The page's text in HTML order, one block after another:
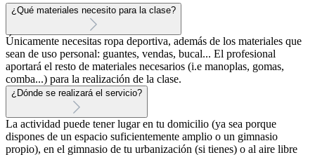
¿Qué materiales necesito para la clase?
Únicamente necesitas ropa deportiva, además de los materiales que
sean de uso personal: guantes, vendas, bucal... El profesional
aportará el resto de materiales necesarios (i.e manoplas, gomas,
comba...) para la realización de la clase.
¿Dónde se realizará el servicio?
La actividad puede tener lugar en tu domicilio (ya sea porque
dispones de un espacio suficientemente amplio o un gimnasio
propio), en el gimnasio de tu urbanización (si tienes) o al aire libre